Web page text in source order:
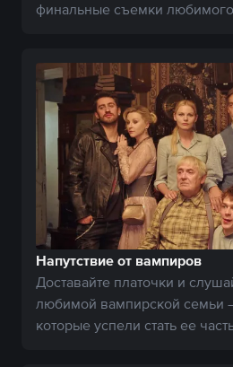
финальные съемки
Напутствие от вампиров
Доставайте платочки и
любимой вампирской семьи
которые успели стать ее